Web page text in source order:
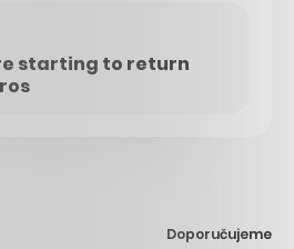
starting to return
Doporučujeme